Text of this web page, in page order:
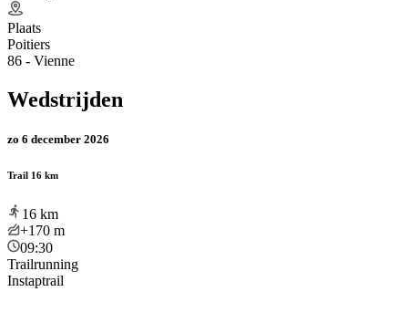
Plaats
Poitiers
86 - Vienne
Wedstrijden
zo 6 december 2026
Trail 16 km
16 km
+170 m
09:30
Trailrunning
Instaptrail